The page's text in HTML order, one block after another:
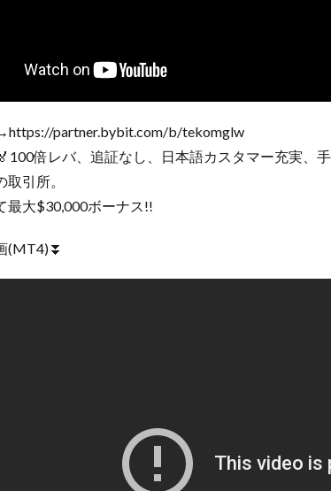
partner.bybit.com/b/tekomglw
倍レバ、追証なし、日本語カスタマー充実、
引所。
最大$30,000ボーナス!!
(MT4)⏬